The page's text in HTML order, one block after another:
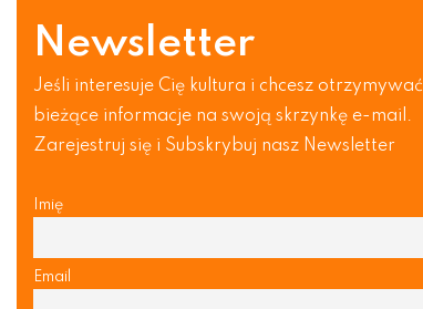
Newsletter
Jeśli interesuje Cię kultura i chcesz otrzymywać
bieżące informacje na swoją skrzynkę e-mail.
Zarejestruj się i Subskrybuj nasz Newsletter
Imię
Email